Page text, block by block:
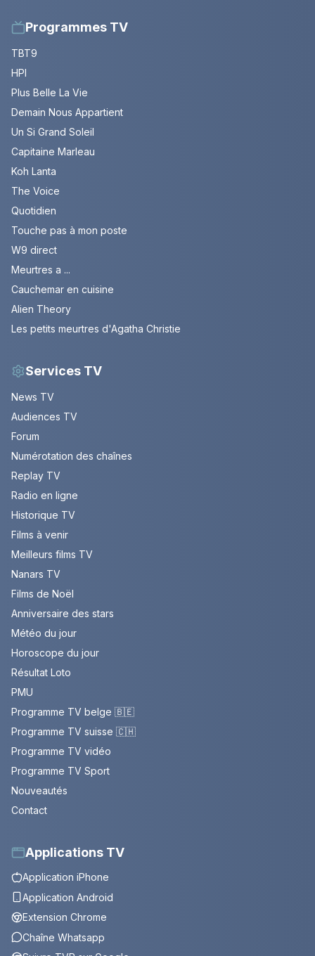
Programmes TV
TBT9
HPI
Plus Belle La Vie
Demain Nous Appartient
Un Si Grand Soleil
Capitaine Marleau
Koh Lanta
The Voice
Quotidien
Touche pas à mon poste
W9 direct
Meurtres a ...
Cauchemar en cuisine
Alien Theory
Les petits meurtres d'Agatha Christie
Services TV
News TV
Audiences TV
Forum
Numérotation des chaînes
Replay TV
Radio en ligne
Historique TV
Films à venir
Meilleurs films TV
Nanars TV
Films de Noël
Anniversaire des stars
Météo du jour
Horoscope du jour
Résultat Loto
PMU
Programme TV belge 🇧🇪
Programme TV suisse 🇨🇭
Programme TV vidéo
Programme TV Sport
Nouveautés
Contact
Applications TV
Application iPhone
Application Android
Extension Chrome
Chaîne Whatsapp